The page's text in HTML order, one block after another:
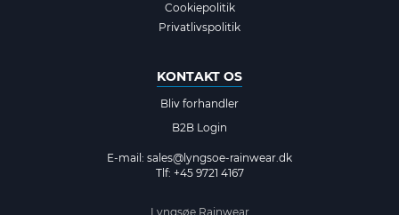
Cookiepolitik
Privatlivspolitik
KONTAKT OS
Bliv forhandler
B2B Login
E-mail: sales@lyngsoe-rainwear.dk
Tlf: +45 9721 4167
Lyngsøe Rainwear